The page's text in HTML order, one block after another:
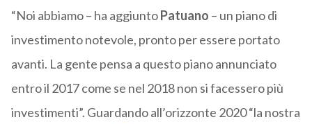
“Noi abbiamo – ha aggiuntoPatuano – un piano di
investimento notevole, pronto per essere portato
avanti. La gente pensa a questo piano annunciato
entro il 2017 come se nel 2018 non si facessero più
investimenti”. Guardando all’orizzonte 2020 “la nostra